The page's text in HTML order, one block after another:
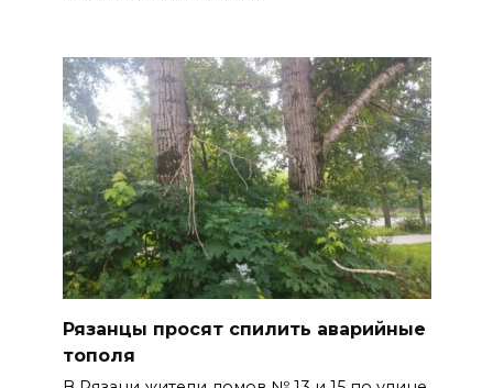
Рязанцы просят спилить аварийные
тополя